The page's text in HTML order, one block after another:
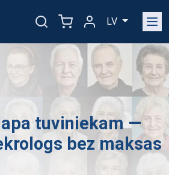
LV
tuviniekam —
bez maksas